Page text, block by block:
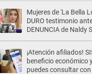
Mujeres de 'La Bella
DURO testimonio
DENUNCIA de Naldy
¡Atención afiliados!
beneficio económico
puedes consultar